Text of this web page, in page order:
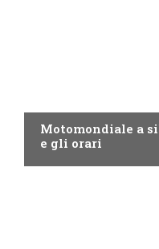
Motomondiale a
e gli orari